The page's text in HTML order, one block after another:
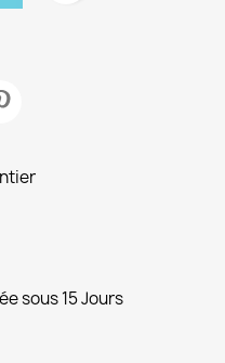
sous 15 Jours